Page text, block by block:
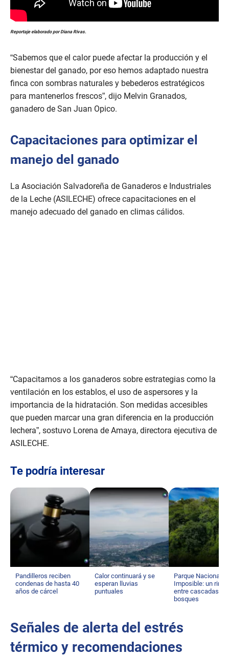
Reportaje elaborado por Diana Rivas.
“Sabemos que el calor puede afectar la producción y el
bienestar del ganado, por eso hemos adaptado nuestra
finca con sombras naturales y bebederos estratégicos
para mantenerlos frescos”, dijo Melvin Granados,
ganadero de San Juan Opico.
Capacitaciones para optimizar el
manejo del ganado
La Asociación Salvadoreña de Ganaderos e Industriales
de la Leche (ASILECHE) ofrece capacitaciones en el
manejo adecuado del ganado en climas cálidos.
“Capacitamos a los ganaderos sobre estrategias como la
ventilación en los establos, el uso de aspersores y la
importancia de la hidratación. Son medidas accesibles
que pueden marcar una gran diferencia en la producción
lechera”, sostuvo Lorena de Amaya, directora ejecutiva de
ASILECHE.
Te podría interesar
Pandilleros reciben
condenas de hasta 40
años de cárcel
Calor continuará y se
esperan lluvias
puntuales
Parque Nacional El
Imposible: un
entre cascadas y
bosques
Señales de alerta del estrés
térmico y recomendaciones